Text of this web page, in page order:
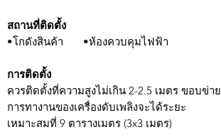
สถานที่ติดตั้ง
•โกดังสินค้า •ห้องควบคุมไฟฟ้า
การติดตั้ง
ควรติดตั้งที่ความสูงไม่เกิน 2-2.5 เมตร ขอบข่าย
การทางานของเครื่องดับเพลิงจะได้ระยะ
เหมาะสมที่ 9 ตารางเมตร (3x3 เมตร)